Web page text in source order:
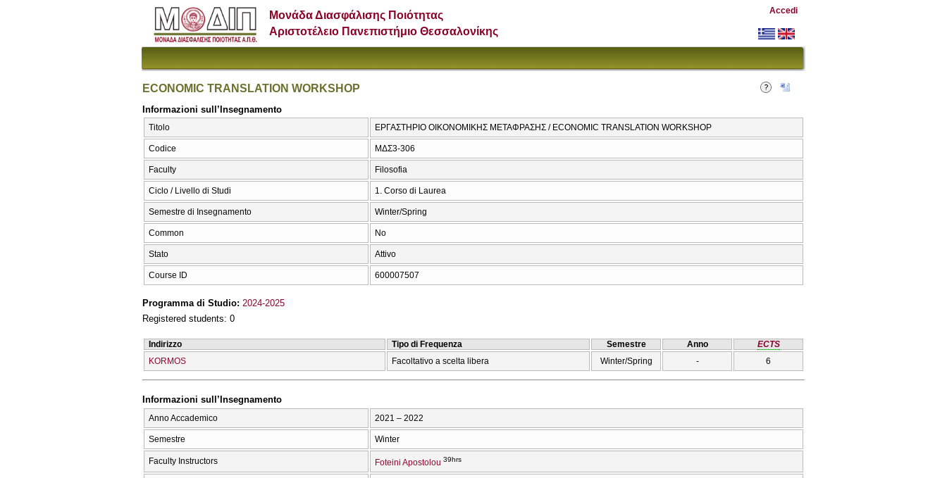
Μονάδα Διασφάλισης Ποιότητας
Αριστοτέλειο Πανεπιστήμιο Θεσσαλονίκης
Accedi
ECONOMIC TRANSLATION WORKSHOP
Informazioni sull’Insegnamento
Titolo ΕΡΓΑΣΤΗΡΙΟ ΟΙΚΟΝΟΜΙΚΗΣ ΜΕΤΑΦΡΑΣΗΣ / ECONOMIC TRANSLATION WORKSHOP
Codice ΜΔΣ3-306
Faculty Filosofia
Ciclo / Livello di Studi 1. Corso di Laurea
Semestre di Insegnamento Winter/Spring
Common No
Stato Attivo
Course ID 600007507
Programma di Studio: 2024-2025
Registered students: 0
Indirizzo Tipo di Frequenza Semestre Anno
ECTS
KORMOS
Facoltativo a scelta libera Winter/Spring - 6
Informazioni sull’Insegnamento
Anno Accademico 2021 – 2022
Semestre Winter
Faculty Instructors Foteini Apostolou 39hrs